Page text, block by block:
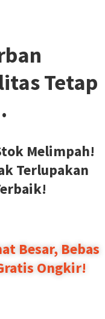
Tetap
Melimpah!
Terlupakan
Besar, Bebas
Ongkir!